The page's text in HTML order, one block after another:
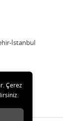
İstanbul
Çerez